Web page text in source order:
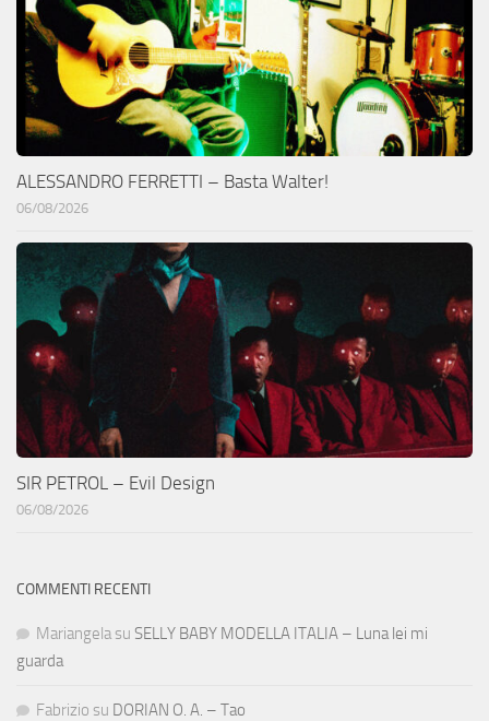
ALESSANDRO FERRETTI – Basta Walter!
06/08/2026
SIR PETROL – Evil Design
06/08/2026
COMMENTI RECENTI
Mariangela su SELLY BABY MODELLA ITALIA – Luna lei mi
guarda
Fabrizio su DORIAN O. A. – Tao